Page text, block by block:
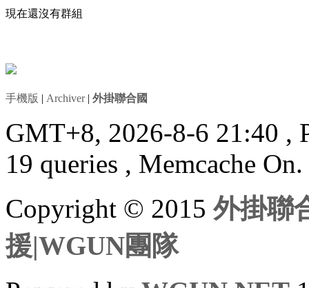
現在還沒有群組
手機版 | Archiver| 外掛聯合國
GMT+8, 2026-8-6 21:40 ,
19 queries , Memcache On.
Copyright © 2015外掛聯
援|WGUN團隊